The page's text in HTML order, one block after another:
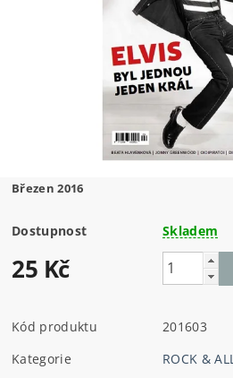
Březen 2016
Dostupnost Skladem
25 Kč
Kód produktu
201603
Kategorie
ROCK & ALL